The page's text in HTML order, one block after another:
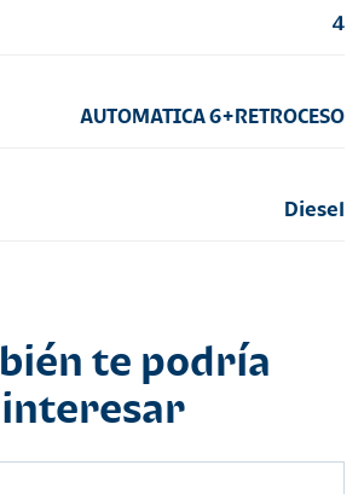
4
AUTOMATICA 6+RETROCESO
Diesel
te podría
interesar